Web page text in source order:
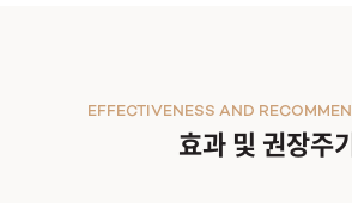
효과 및 권장주
EFFECTIVENESS AND